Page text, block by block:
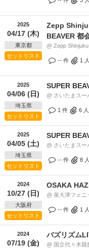
2025
04/17 (木)
東京都
セットリスト
Zepp
BEAVER 都
@ Zepp
-- 件 1 人
2025
04/06 (日)
埼玉県
セットリスト
SUPER
@ さいたまス
1 件 6 人
2025
04/05 (土)
埼玉県
セットリスト
SUPER
@ さいたまスー
-- 件 8 人
2024
10/27 (日)
大阪府
セットリスト
OSAKA
@ 泉大津フェ
-- 件 1 人
2024
07/19 (金)
バズリズム
@ 国立代々木競